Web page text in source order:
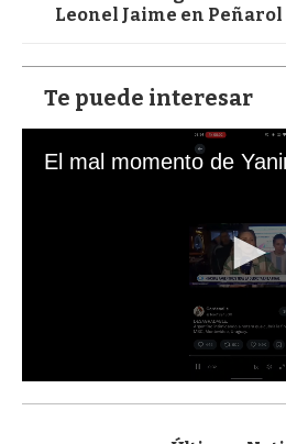
Leonel Jaime en Peñarol
Te puede interesar
s